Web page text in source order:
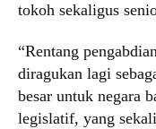
tokoh sekaligus
“Rentang
diragukan lagi
besar untuk negara
legislatif, yang